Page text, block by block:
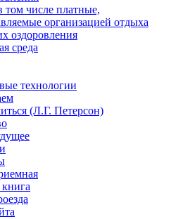
том числе платные,
организацией отдыха
оздоровления
среда
технологии
(Л.Г. Петерсон)
книга